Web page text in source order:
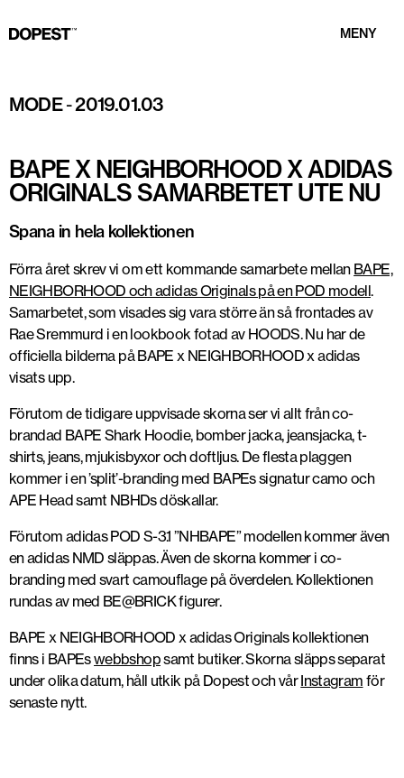
MENY
MODE-2019.01.03
BAPE X NEIGHBORHOOD X ADIDAS
ORIGINALS SAMARBETET UTE NU
Spana in hela kollektionen
Förra året skrev vi om ett kommande samarbete mellan BAPE,
NEIGHBORHOOD och adidas Originals på en POD modell.
Samarbetet, som visades sig vara större än så frontades av
Rae Sremmurd i en lookbook fotad av HOODS. Nu har de
officiella bilderna på BAPE x NEIGHBORHOOD x adidas
visats upp.
Förutom de tidigare uppvisade skorna ser vi allt från co-
brandad BAPE Shark Hoodie, bomber jacka, jeansjacka, t-
shirts, jeans, mjukisbyxor och doftljus. De flesta plaggen
kommer i en ’split’-branding med BAPEs signatur camo och
APE Head samt NBHDs döskallar.
Förutom adidas POD S-3.1 ”NHBAPE” modellen kommer även
en adidas NMD släppas. Även de skorna kommer i co-
branding med svart camouflage på överdelen. Kollektionen
rundas av med BE@BRICK figurer.
BAPE x NEIGHBORHOOD x adidas Originals kollektionen
finns i BAPEswebbshopsamt butiker. Skorna släpps separat
under olika datum, håll utkik på Dopest och vårInstagram för
senaste nytt.